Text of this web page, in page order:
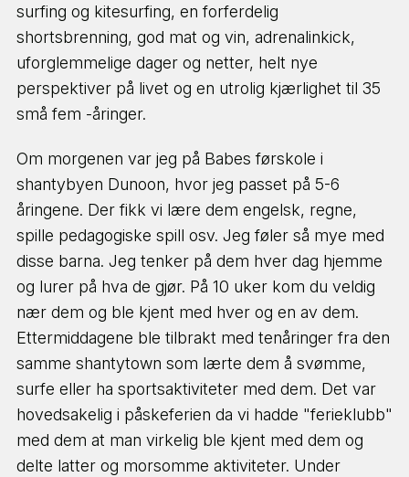
surfing og kitesurfing, en forferdelig
shortsbrenning, god mat og vin, adrenalinkick,
uforglemmelige dager og netter, helt nye
perspektiver på livet og en utrolig kjærlighet til 35
små fem -åringer.
Om morgenen var jeg på Babes førskole i
shantybyen Dunoon, hvor jeg passet på 5-6
åringene. Der fikk vi lære dem engelsk, regne,
spille pedagogiske spill osv. Jeg føler så mye med
disse barna. Jeg tenker på dem hver dag hjemme
og lurer på hva de gjør. På 10 uker kom du veldig
nær dem og ble kjent med hver og en av dem.
Ettermiddagene ble tilbrakt med tenåringer fra den
samme shantytown som lærte dem å svømme,
surfe eller ha sportsaktiviteter med dem. Det var
hovedsakelig i påskeferien da vi hadde "ferieklubb"
med dem at man virkelig ble kjent med dem og
delte latter og morsomme aktiviteter. Under